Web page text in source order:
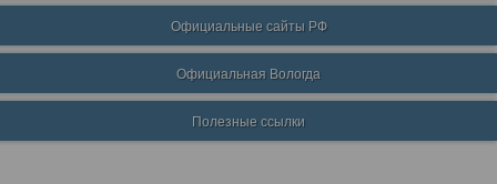
Официальные сайты РФ
Официальная Вологда
Полезные ссылки